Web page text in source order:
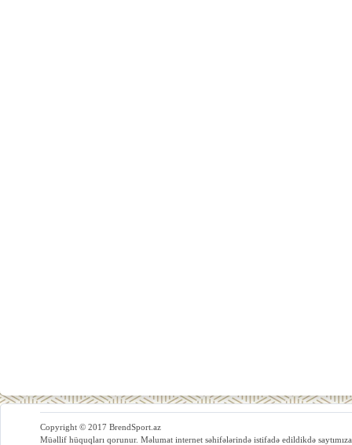
Copyright © 2017 BrendSport.az
Müəllif hüquqları qorunur. Məlumat internet səhifələrində istifadə edildikdə